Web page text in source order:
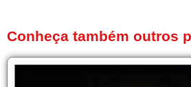
Conheça também outros